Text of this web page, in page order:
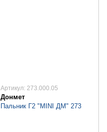
Артикул: 273.000.05
Донмет
Пальник Г2 "MINI ДМ" 273